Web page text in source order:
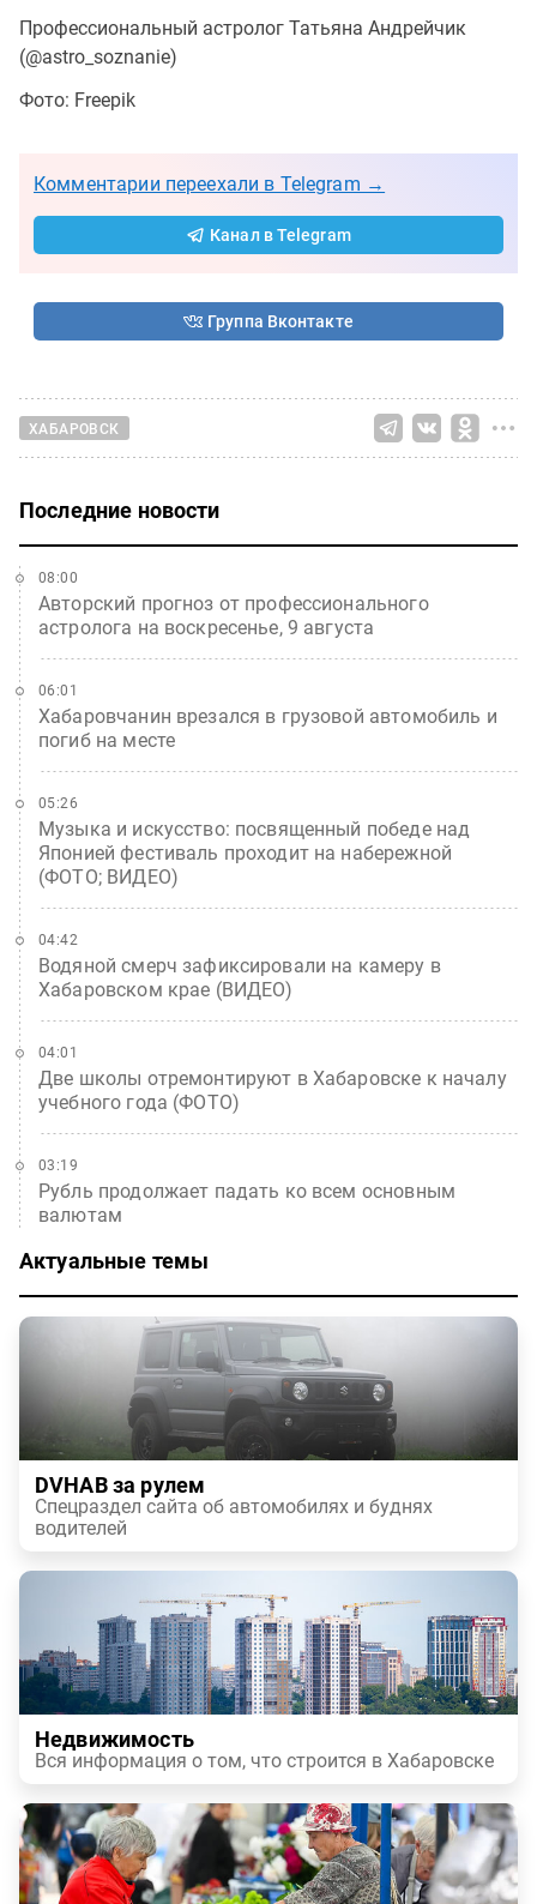
Профессиональный астролог Татьяна Андрейчик
(@astro_soznanie)
Фото: Freepik
Комментарии переехали в Telegram →
Канал в Telegram
Группа Вконтакте
ХАБАРОВСК
Последние новости
Авторский прогноз от профессионального
астролога на воскресенье, 9 августа
08:00
Хабаровчанин врезался в грузовой автомобиль и
погиб на месте
06:01
Музыка и искусство: посвященный победе над
Японией фестиваль проходит на набережной
(ФОТО; ВИДЕО)
05:26
Водяной смерч зафиксировали на камеру в
Хабаровском крае (ВИДЕО)
04:42
Две школы отремонтируют в Хабаровске к началу
учебного года (ФОТО)
04:01
Рубль продолжает падать ко всем основным
валютам
03:19
Актуальные темы
DVHAB за рулем
Спецраздел сайта об автомобилях и буднях
водителей
Недвижимость
Вся информация о том, что строится в Хабаровске